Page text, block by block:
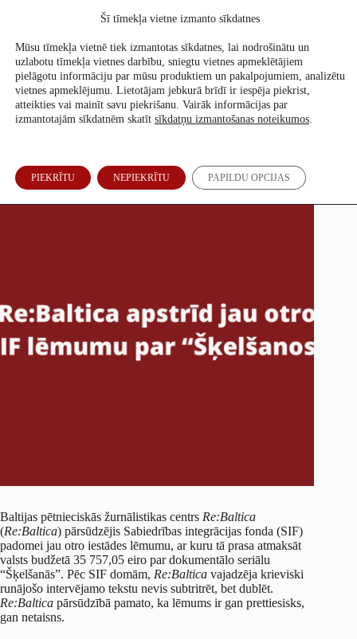
Atbalsti mūs
Re:Baltica apstrīd jau otro SIF lēmumu par “Šķelšanos”
Baltijas pētnieciskās žurnālistikas centrs Re:Baltica
(Re:Baltica) pārsūdzējis Sabiedrības integrācijas fonda (SIF)
padomei jau otro iestādes lēmumu, ar kuru tā prasa atmaksāt
valsts budžetā 35 757,05 eiro par dokumentālo seriālu
“Šķelšanās”. Pēc SIF domām, Re:Baltica vajadzēja krieviski
runājošo intervējamo tekstu nevis subtritrēt, bet dublēt.
Re:Baltica pārsūdzībā pamato, ka lēmums ir gan prettiesisks,
gan netaisns.
Šī tīmekļa vietne izmanto sīkdatnes
Mūsu tīmekļa vietnē tiek izmantotas sīkdatnes, lai nodrošinātu un
uzlabotu tīmekļa vietnes darbību, sniegtu vietnes apmeklētājiem
pielāgotu informāciju par mūsu produktiem un pakalpojumiem, analizētu
vietnes apmeklējumu. Lietotājam jebkurā brīdī ir iespēja piekrist,
atteikties vai mainīt savu piekrišanu. Vairāk informācijas par
izmantotajām sīkdatnēm skatīt sīkdatņu izmantošanas noteikumos.
PIEKRĪTU NEPIEKRĪTU PAPILDU OPCIJAS